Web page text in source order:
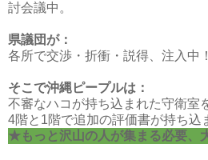
討会議中。
県議団が：
各所で交渉・折衝・説得、注入中！
そこで沖縄ピープルは：
不審なハコが持ち込まれた守衛室
4階と1階で追加の評価書が持ち込
★もっと沢山の人が集まる必要、